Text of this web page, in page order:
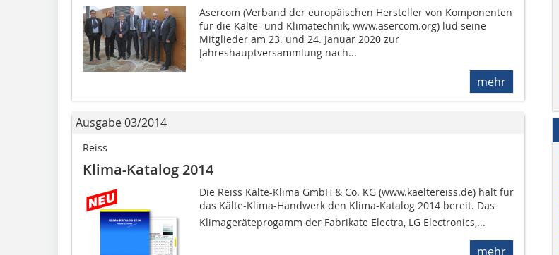
Asercom (Verband der europäischen Hersteller von Komponenten
für die Kälte- und Klimatechnik, www.asercom.org) lud seine
Mitglieder am 23. und 24. Januar 2020 zur
Jahreshauptversammlung nach...
mehr
Ausgabe 03/2014
Reiss
Klima-Katalog 2014
Die Reiss Kälte-Klima GmbH & Co. KG (www.kaeltereiss.de) hält für
das Kälte-Klima-Handwerk den Klima-Katalog 2014 bereit. Das
Klimageräteprogamm der Fabrikate Electra, LG Electronics,...
mehr